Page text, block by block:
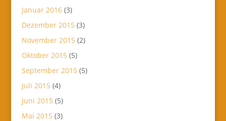
Januar 2016(3)
Dezember 2015 (3)
November 2015 (2)
Oktober 2015 (5)
September 2015 (5)
Juli 2015 (4)
Juni 2015 (5)
Mai 2015 (3)